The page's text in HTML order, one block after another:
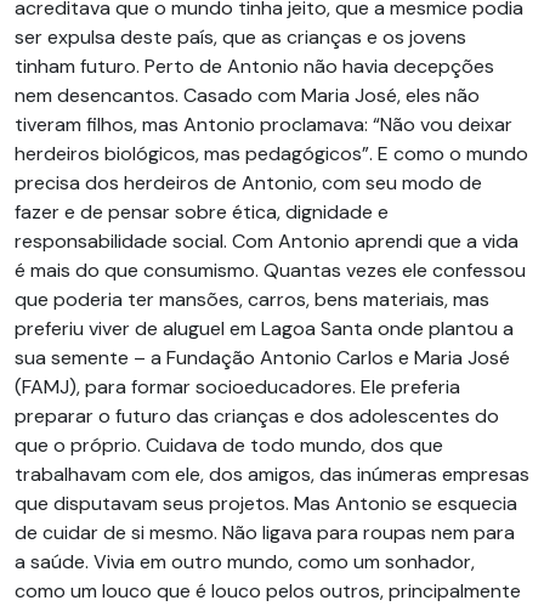
acreditava que o mundo tinha jeito, que a mesmice podia
ser expulsa deste país, que as crianças e os jovens
tinham futuro. Perto de Antonio não havia decepções
nem desencantos. Casado com Maria José, eles não
tiveram filhos, mas Antonio proclamava: “Não vou deixar
herdeiros biológicos, mas pedagógicos”. E como o mundo
precisa dos herdeiros de Antonio, com seu modo de
fazer e de pensar sobre ética, dignidade e
responsabilidade social. Com Antonio aprendi que a vida
é mais do que consumismo. Quantas vezes ele confessou
que poderia ter mansões, carros, bens materiais, mas
preferiu viver de aluguel em Lagoa Santa onde plantou a
sua semente – a Fundação Antonio Carlos e Maria José
(FAMJ), para formar socioeducadores. Ele preferia
preparar o futuro das crianças e dos adolescentes do
que o próprio. Cuidava de todo mundo, dos que
trabalhavam com ele, dos amigos, das inúmeras empresas
que disputavam seus projetos. Mas Antonio se esquecia
de cuidar de si mesmo. Não ligava para roupas nem para
a saúde. Vivia em outro mundo, como um sonhador,
como um louco que é louco pelos outros, principalmente